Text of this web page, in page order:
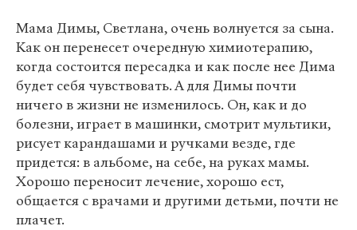
Мама Димы, Светлана, очень волнуется за сына.
Как он перенесет очередную химиотерапию,
когда состоится пересадка и как после нее Дима
будет себя чувствовать. А для Димы почти
ничего в жизни не изменилось. Он, как и до
болезни, играет в машинки, смотрит мультики,
рисует карандашами и ручками везде, где
придется: в альбоме, на себе, на руках мамы.
Хорошо переносит лечение, хорошо ест,
общается с врачами и другими детьми, почти не
плачет.